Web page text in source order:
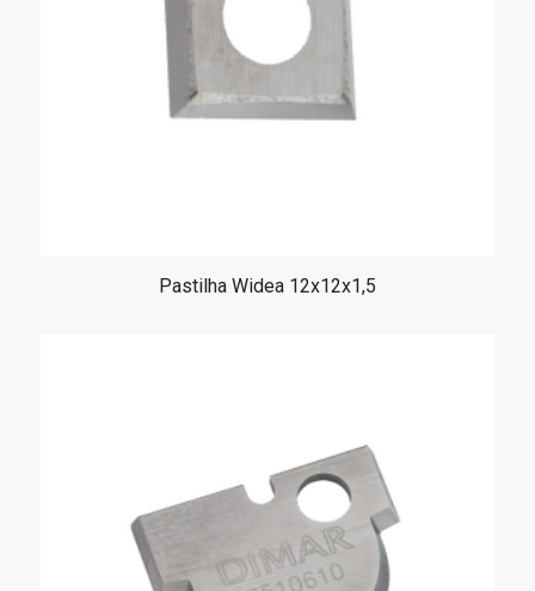
Pastilha Widea 12x12x1,5